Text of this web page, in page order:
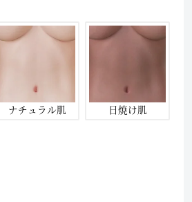
ナチュラル肌 日焼け肌